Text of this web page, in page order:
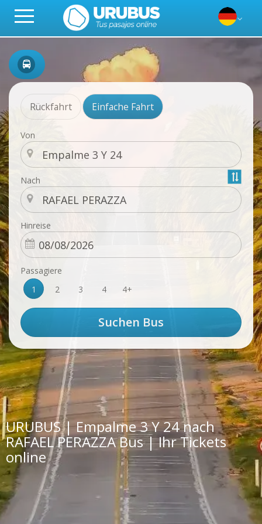
Rückfahrt Einfache Fahrt
Von
Nach
Hinreise
Passagiere
1
2 3 4 4+
URUBUS | Empalme 3 Y 24 nach
RAFAEL PERAZZA Bus | Ihr Tickets
online